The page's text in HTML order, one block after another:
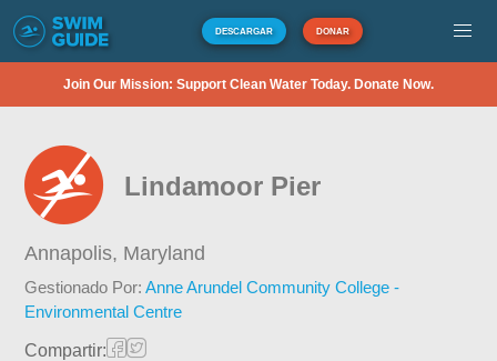
DESCARGAR DONAR
Join Our Mission: Support Clean Water Today. Donate Now.
Lindamoor Pier
Annapolis, Maryland
Gestionado Por:Anne Arundel Community College -
Environmental Centre
Compartir: